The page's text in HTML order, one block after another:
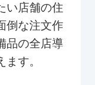
い店舗の住
倒な注文作
品の全店導
す。